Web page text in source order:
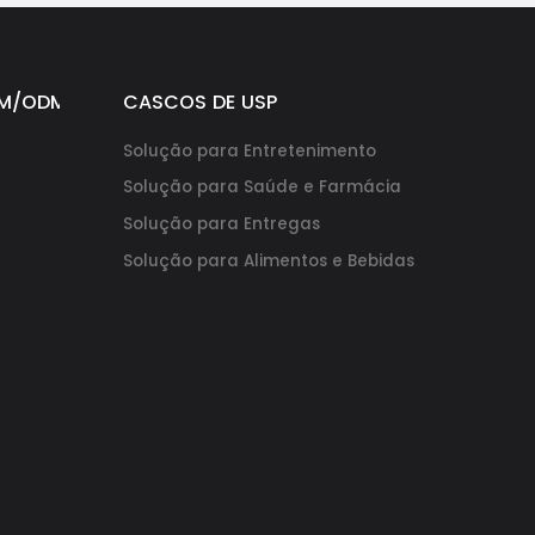
ODM CASCOS DE USP
Solução para Entretenimento
Solução para Saúde e Farmácia
Solução para Entregas
Solução para Alimentos e Bebidas